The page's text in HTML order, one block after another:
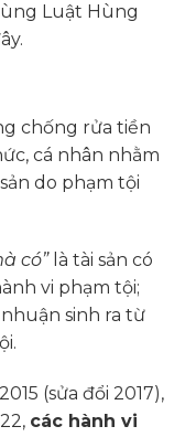
Luật Hùng
chống rửa tiền
cá nhân nhằm
do phạm tội
có”là tài sản có
vi phạm tội;
sinh ra từ
(sửa đổi 2017),
các hành vi